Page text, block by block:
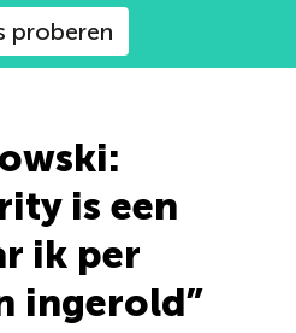
proberen
is een
ik per
ingerold”